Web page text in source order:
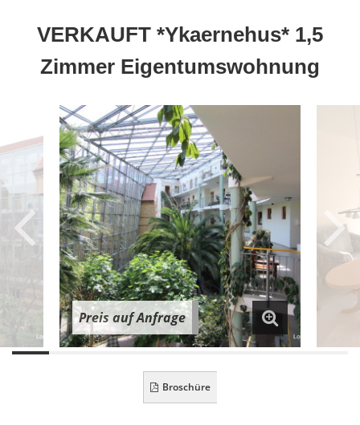
VERKAUFT *Ykaernehus* 1,5
Zimmer Eigentumswohnung
Preis auf Anfrage
Broschüre